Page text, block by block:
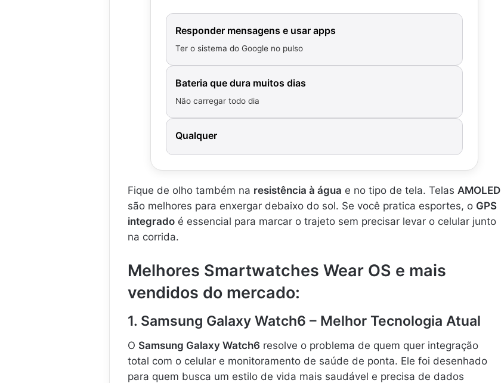
Responder mensagens e usar apps
Ter o sistema do Google no pulso
Bateria que dura muitos dias
Não carregar todo dia
Qualquer
Fique de olho também na resistência à água e no tipo de tela. Telas AMOLED
são melhores para enxergar debaixo do sol. Se você pratica esportes, o GPS
integrado é essencial para marcar o trajeto sem precisar levar o celular junto
na corrida.
Melhores Smartwatches Wear OS e mais
vendidos do mercado:
1. Samsung Galaxy Watch6 – Melhor Tecnologia Atual
O Samsung Galaxy Watch6 resolve o problema de quem quer integração
total com o celular e monitoramento de saúde de ponta. Ele foi desenhado
para quem busca um estilo de vida mais saudável e precisa de dados